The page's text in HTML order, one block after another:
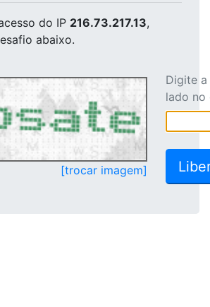
do IP 216.73.217.13,
abaixo.
[trocar imagem]
Digite
lado no